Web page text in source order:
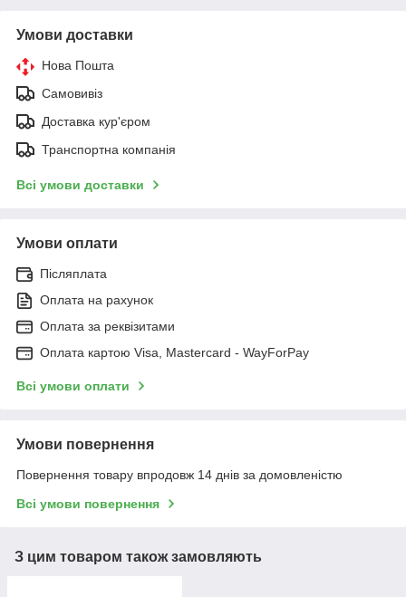
Умови доставки
Нова Пошта
Самовивіз
Доставка кур'єром
Транспортна компанія
Всі умови доставки
Умови оплати
Післяплата
Оплата на рахунок
Оплата за реквізитами
Оплата картою Visa, Mastercard - WayForPay
Всі умови оплати
Умови повернення
Повернення товару впродовж 14 днів за домовленістю
Всі умови повернення
З цим товаром також замовляють